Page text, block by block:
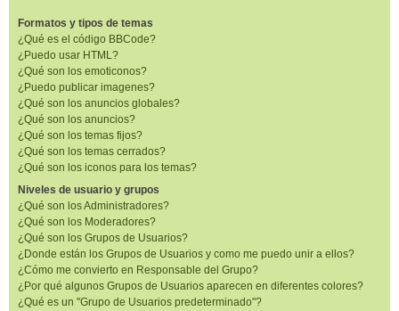
Formatos y tipos de temas
¿Qué es el código BBCode?
¿Puedo usar HTML?
¿Qué son los emoticonos?
¿Puedo publicar imagenes?
¿Qué son los anuncios globales?
¿Qué son los anuncios?
¿Qué son los temas fijos?
¿Qué son los temas cerrados?
¿Qué son los iconos para los temas?
Niveles de usuario y grupos
¿Qué son los Administradores?
¿Qué son los Moderadores?
¿Qué son los Grupos de Usuarios?
¿Donde están los Grupos de Usuarios y como me puedo unir a ellos?
¿Cómo me convierto en Responsable del Grupo?
¿Por qué algunos Grupos de Usuarios aparecen en diferentes colores?
¿Qué es un "Grupo de Usuarios predeterminado"?